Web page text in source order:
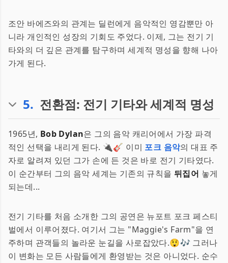
조안 바에즈와의 관계는 딜런에게 음악적인 영감뿐만 아
니라 개인적인 성장의 기회도 주었다. 이제, 그는 전기 기
타와의 더 깊은 관계를 탐구하며 세계적 명성을 향해 나아
가게 된다.
5. 전환점: 전기 기타와 세계적 명성
1965년, Bob Dylan은 그의 음악 캐리어에서 가장 파격
적인 선택을 내리게 된다. 🔌🎸 이미 포크 음악의 대표 주
자로 알려져 있던 그가 손에 든 것은 바로 전기 기타였다.
이 순간부터 그의 음악 세계는 기존의 규칙을 뒤집어 놓게
되는데...
전기 기타를 처음 소개한 그의 공연은 뉴포트 포크 페스티
벌에서 이루어졌다. 여기서 그는 "Maggie's Farm"을 연
주하며 관객들의 놀라운 눈길을 사로잡았다.😲🎶 그러나
이 변화는 모든 사람들에게 환영받는 것은 아니었다. 순수